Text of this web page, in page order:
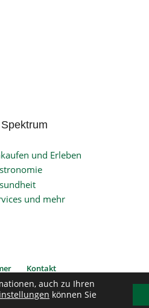
und Erleben
und mehr
Kontakt
Rechte vorbehalten
auch zu Ihren
können Sie